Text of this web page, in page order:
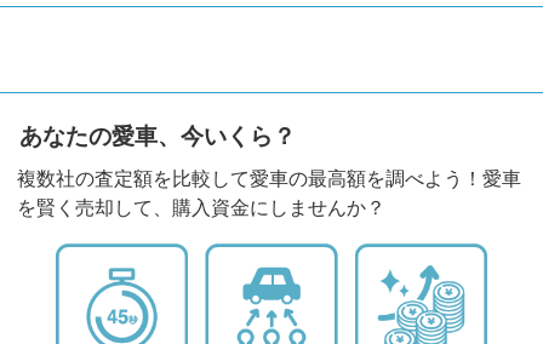
あなたの愛車、今いくら？
複数社の査定額を比較して愛車の最高額を調べよう！愛車
を賢く売却して、購入資金にしませんか？